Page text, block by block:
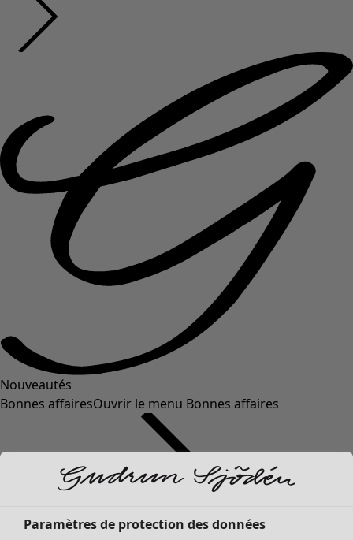
Nouveautés
Bonnes affairesOuvrir le menu Bonnes affaires
Paramètres de protection des données